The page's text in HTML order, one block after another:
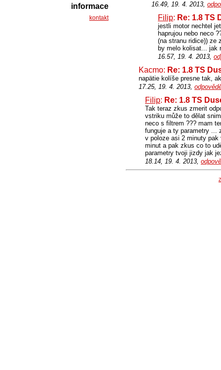
16.49, 19. 4. 2013,
Filip: Re: 1.8 TS
jestli motor nechtel
haprujou nebo neco
(na stranu ridice)) ze
by melo kolisat... jak
16.57, 19. 4. 2013,
Kacmo: Re: 1.8 TS
napätie kolíše presne tak,
17.25, 19. 4. 2013,
Filip: Re: 1.8 TS
Tak teraz zkus zmerit
vstriku může to dělat
neco s filtrem ??? mam
funguje a ty parametry ...
v poloze asi 2 minuty
minut a pak zkus co to
parametry tvoji jizdy jak
18.14, 19. 4. 2013,
informace
kontakt